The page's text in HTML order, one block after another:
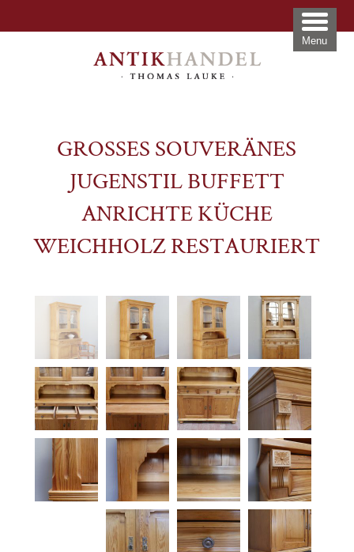
GROSSES SOUVERÄNES J
UGENSTIL BUFFETT A
NRICHTE KÜCHE W
EICHHOLZ RESTAURIERT
Menu